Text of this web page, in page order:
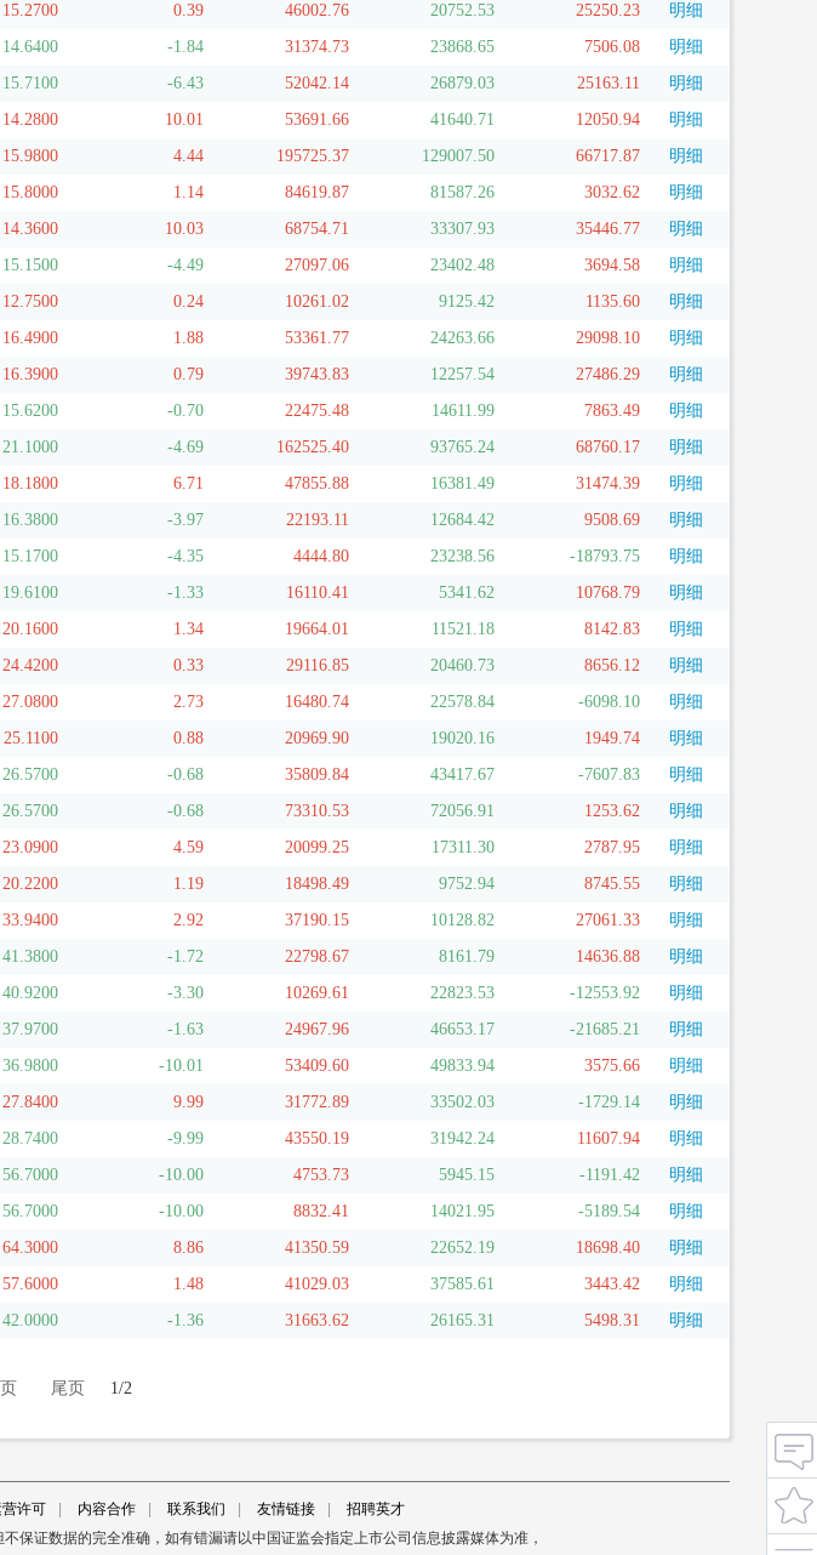
15.2700 0.39 46002.76 20752.53 25250.23
明细
14.6400 -1.84 31374.73 23868.65 7506.08
明细
15.7100 -6.43 52042.14 26879.03 25163.11
明细
14.2800 10.01 53691.66 41640.71 12050.94
明细
15.9800 4.44 195725.37 129007.50 66717.87
明细
15.8000 1.14 84619.87 81587.26 3032.62
明细
14.3600 10.03 68754.71 33307.93 35446.77
明细
15.1500 -4.49 27097.06 23402.48 3694.58
明细
12.7500 0.24 10261.02 9125.42 1135.60
明细
16.4900 1.88 53361.77 24263.66 29098.10
明细
16.3900 0.79 39743.83 12257.54 27486.29
明细
15.6200 -0.70 22475.48 14611.99 7863.49
明细
21.1000 -4.69 162525.40 93765.24 68760.17
明细
18.1800 6.71 47855.88 16381.49 31474.39
明细
16.3800 -3.97 22193.11 12684.42 9508.69
明细
15.1700 -4.35 4444.80 23238.56 -18793.75
明细
19.6100 -1.33 16110.41 5341.62 10768.79
明细
20.1600 1.34 19664.01 11521.18 8142.83
明细
24.4200 0.33 29116.85 20460.73 8656.12
明细
27.0800 2.73 16480.74 22578.84 -6098.10
明细
25.1100 0.88 20969.90 19020.16 1949.74
明细
26.5700 -0.68 35809.84 43417.67 -7607.83
明细
26.5700 -0.68 73310.53 72056.91 1253.62
明细
23.0900 4.59 20099.25 17311.30 2787.95
明细
20.2200 1.19 18498.49 9752.94 8745.55
明细
33.9400 2.92 37190.15 10128.82 27061.33
明细
41.3800 -1.72 22798.67 8161.79 14636.88
明细
40.9200 -3.30 10269.61 22823.53 -12553.92
明细
37.9700 -1.63 24967.96 46653.17 -21685.21
明细
36.9800 -10.01 53409.60 49833.94 3575.66
明细
27.8400 9.99 31772.89 33502.03 -1729.14
明细
28.7400 -9.99 43550.19 31942.24 11607.94
明细
56.7000 -10.00 4753.73 5945.15 -1191.42
明细
56.7000 -10.00 8832.41 14021.95 -5189.54
明细
64.3000 8.86 41350.59 22652.19 18698.40
明细
57.6000 1.48 41029.03 37585.61 3443.42
明细
42.0000 -1.36 31663.62 26165.31 5498.31 明细
尾页 1/2
许可 内容合作 联系我们 友情链接
招聘英才
保证数据的完全准确，如有错漏请以中国证监会指定上市公司信息披露媒体为准，